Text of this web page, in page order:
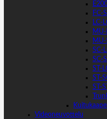
FC-
LC-
SC-
SC-
ST-
ST-
ST-
Videoneuvottelu